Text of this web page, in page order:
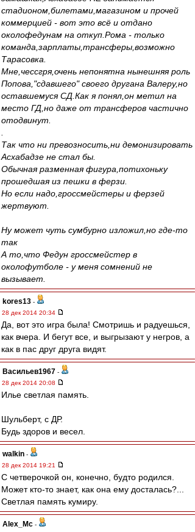
стадионом,билетами,магазином и прочей
коммерцией - вот это всё и отдано
околофедунам на откуп.Рома - только
команда,зарплаты,трансферы,возможно
Тарасовка.
Мне,чессгря,очень непонятна нынешняя роль
Попова,"сдавшего" своего другана Валеру,но
оставшемуся СД.Как я понял,он метил на
место ГД,но даже от трансферов частично
отодвинут.
Так что ни превозносить,ни демонизировать
Асхабадзе не стал бы.
Обычная разменная фигура,потихоньку
прошедшая из пешки в ферзи.
Но если надо,гроссмейстеры и ферзей
жертвуют.
Ну может чуть сумбурно изложил,но где-то
так
А то,что Федун гроссмейстер в
околофутболе - у меня сомнений не
вызывает.
kores13 -
28 дек 2014 20:34
Да, вот это игра была! Смотришь и радуешься,
как вчера. И бегут все, и выгрызают у негров, а
как в пас друг друга видят.
Васильев1967 -
28 дек 2014 20:08
Илье светлая память.
Шульберт, с ДР.
Будь здоров и весел.
walkin -
28 дек 2014 19:21
С четверочкой он, конечно, будто родился.
Может кто-то знает, как она ему досталась?...
Светлая память кумиру.
Alex_Mc -